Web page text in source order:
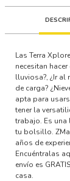
Las Terra
necesitan
lluviosa?, ¿Ir al
de carga?
apta para
tener la
trabajo. Es una
tu bolsillo.
años de
Encuéntralas
envío es
casa.